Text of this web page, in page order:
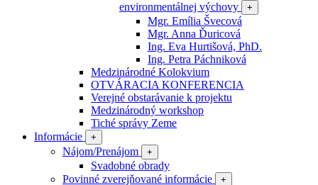
environmentálnej výchovy
+
Mgr. Emília Švecová
Mgr. Anna Ďuricová
Ing. Eva Hurtišová, PhD.
Ing. Petra Páchniková
Medzinárodné Kolokvium
OTVÁRACIA KONFERENCIA
Verejné obstarávanie k projektu
Medzinárodný workshop
Tiché správy Zeme
Informácie
+
Nájom/Prenájom +
Svadobné obrady
Povinné zverejňované informácie
+